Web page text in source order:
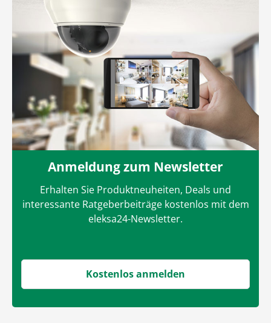
Anmeldung zum Newsletter
Erhalten Sie Produktneuheiten, Deals und
interessante Ratgeberbeiträge kostenlos mit dem
eleksa24-Newsletter.
Kostenlos anmelden